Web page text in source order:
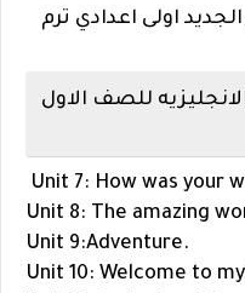
اولى اعدادي ترم
للصف الاول
.Unit 9:Adventure